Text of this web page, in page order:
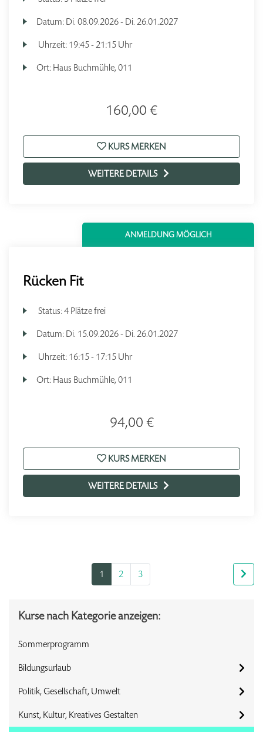
Datum: Di. 08.09.2026 - Di. 26.01.2027
Uhrzeit: 19:45 - 21:15 Uhr
Ort: Haus Buchmühle, 011
160,00 €
KURS MERKEN
WEITERE DETAILS
ANMELDUNG MÖGLICH
Rücken Fit
Status:4 Plätze frei
Datum: Di. 15.09.2026 - Di. 26.01.2027
Uhrzeit: 16:15 - 17:15 Uhr
Ort: Haus Buchmühle, 011
94,00 €
KURS MERKEN
WEITERE DETAILS
1 2 3
Kurse nach Kategorie anzeigen:
Sommerprogramm
Bildungsurlaub
Politik, Gesellschaft, Umwelt
Kunst, Kultur, Kreatives Gestalten